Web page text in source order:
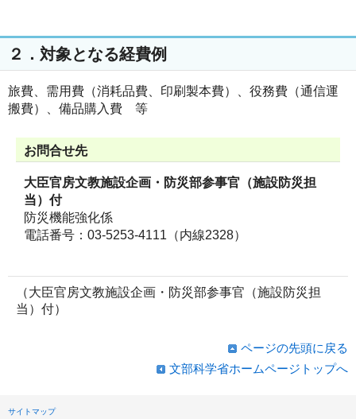
２．対象となる経費例
旅費、需用費（消耗品費、印刷製本費）、役務費（通信運
搬費）、備品購入費 等
お問合せ先
大臣官房文教施設企画・防災部参事官（施設防災担
当）付
防災機能強化係
電話番号：03-5253-4111（内線2328）
（大臣官房文教施設企画・防災部参事官（施設防災担
当）付）
ページの先頭に戻る
文部科学省ホームページトップへ
サイトマップ